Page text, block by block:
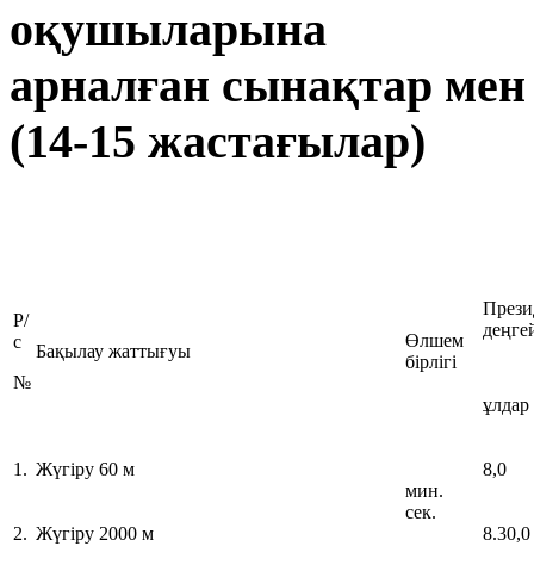
оқушыларына
арналған сынақтар мен
(14-15 жастағылар)
Р/
с
№
Бақылау жаттығуы
Өлшем
бірлігі
ұлдар
1. Жүгіру 60 м
мин.
сек.
8,0
2. Жүгіру 2000 м 8.30,0